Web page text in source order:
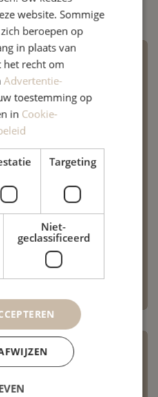
worden
wat nu?
ruptuur:
conservatieve
website. Sommige
beroepen op
in plaats van
het recht om
Advertentie-
toestemming op
in Cookie-
Targeting
Niet-
geclassificeerd